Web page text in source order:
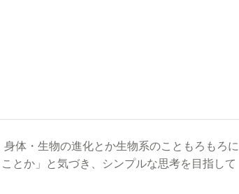
体・生物の進化とか生物系のこともろもろに
とか」と気づき、シンプルな思考を目指して